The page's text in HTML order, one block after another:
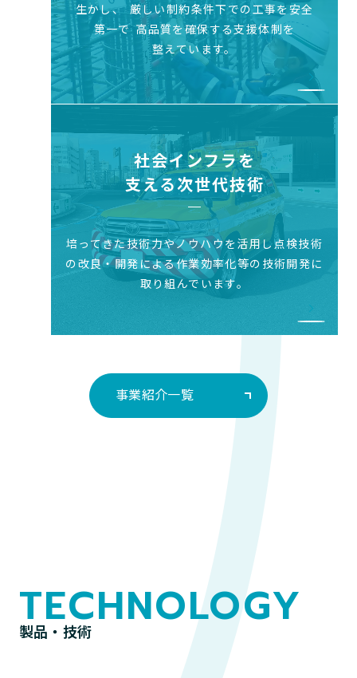
事業紹介一覧
生かし、厳しい制約条件下での工事を安全
第一で高品質を確保する支援体制を
整えています。
社会インフラを
支える次世代技術
培ってきた技術力やノウハウを活用し点検技術
の改良・開発による作業効率化等の技術開発に
取り組んでいます。
TECHNOLOGY
製品・技術